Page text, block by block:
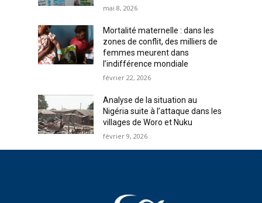
mai 8, 2026
Mortalité maternelle : dans les
zones de conflit, des milliers de
femmes meurent dans
l’indifférence mondiale
février 22, 2026
Analyse de la situation au
Nigéria suite à l’attaque dans les
villages de Woro et Nuku
février 9, 2026